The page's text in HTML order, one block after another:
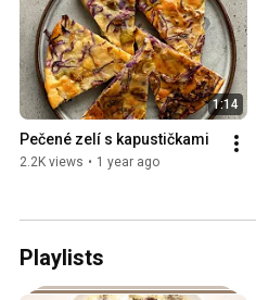
1:14
Pečené zelí s kapustičkami
2.2K views • 1 year ago
Playlists